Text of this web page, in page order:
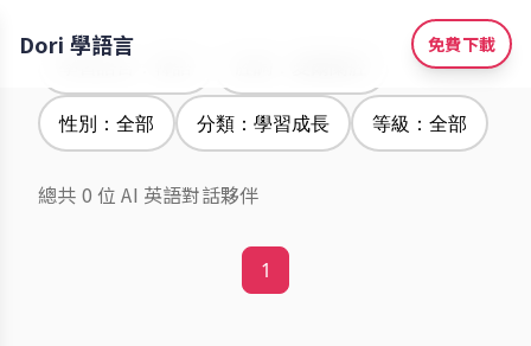
Dori 學語言 免費下載
性別：全部 分類：學習成長 等級：全部
總共 0 位 AI 英語對話夥伴
1